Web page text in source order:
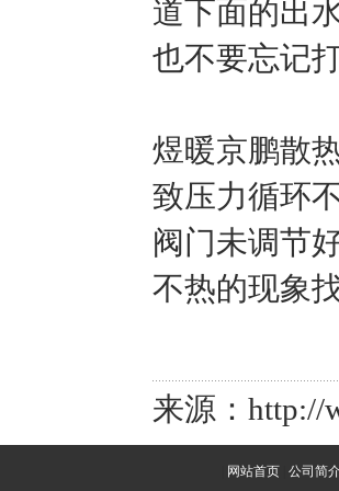
道下面的出
也不要忘记
煜暖京鹏散
致压力循环
阀门未调节
不热的现象
来源：http://
网站首页| 公司简